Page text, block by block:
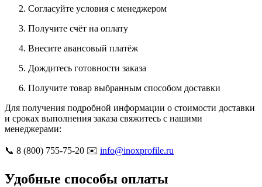
Согласуйте условия с менеджером
Получите счёт на оплату
Внесите авансовый платёж
Дождитесь готовности заказа
Получите товар выбранным способом доставки
Для получения подробной информации о стоимости доставки
и сроках выполнения заказа свяжитесь с нашими
менеджерами:
📞 8 (800) 755-75-20 ✉️ info@inoxprofile.ru
Удобные способы оплаты